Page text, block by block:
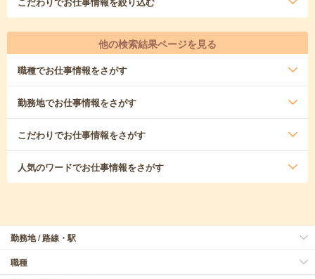
他の検索結果ページを見る
職種でお仕事情報をさがす
勤務地でお仕事情報をさがす
こだわりでお仕事情報をさがす
人気のワードでお仕事情報をさがす
勤務地 / 路線・駅
職種